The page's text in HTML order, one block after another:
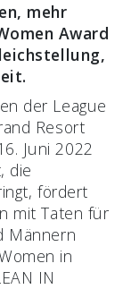
mehr
Award
der League
Resort
Juni 2022
die
fördert
mit Taten für
Männern
in
IN